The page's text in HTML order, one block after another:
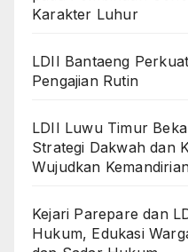
Karakter Luhur
LDII Bantaeng
Pengajian Rutin
LDII Luwu Timur
Strategi Dakwah dan
Wujudkan
Kejari Parepare dan
Hukum, Edukasi